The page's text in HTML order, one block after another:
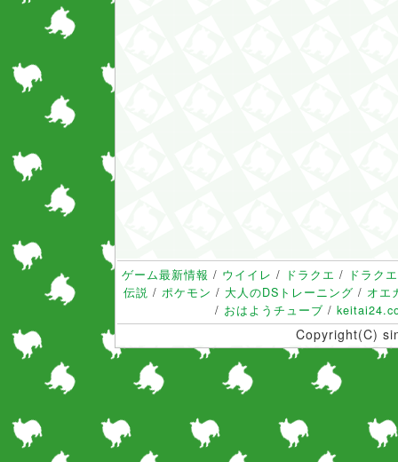
ゲーム最新情報 / ウイイレ / ドラクエ / ドラク
伝説 / ポケモン / 大人のDSトレーニング / オエ
/ おはようチューブ /
Copyright(C)